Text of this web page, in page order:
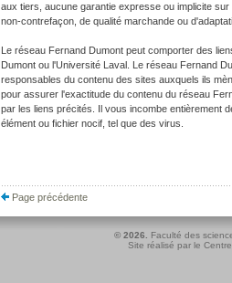
aux tiers, aucune garantie expresse ou implicite
non-contrefaçon, de qualité marchande ou
Le réseau Fernand Dumont peut comporter des
Dumont ou l'Université Laval. Le réseau Fernand
responsables du contenu des sites auxquels ils
pour assurer l'exactitude du contenu du réseau
par les liens précités. Il vous incombe entièrement
élément ou fichier nocif, tel que des virus.
Page précédente
© 2026.
Faculté des
Site réalisé par le